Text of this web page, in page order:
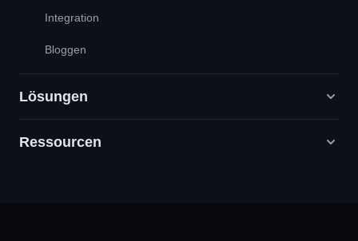
Integration
Bloggen
Lösungen
Digitale Marketingagenturen
Ressourcen